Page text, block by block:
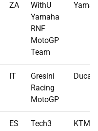
ZA
WithU
Yamaha
RNF
MotoGP
Team
IT
Gresini
Racing
MotoGP
Ducati
ES
Tech3
KTM